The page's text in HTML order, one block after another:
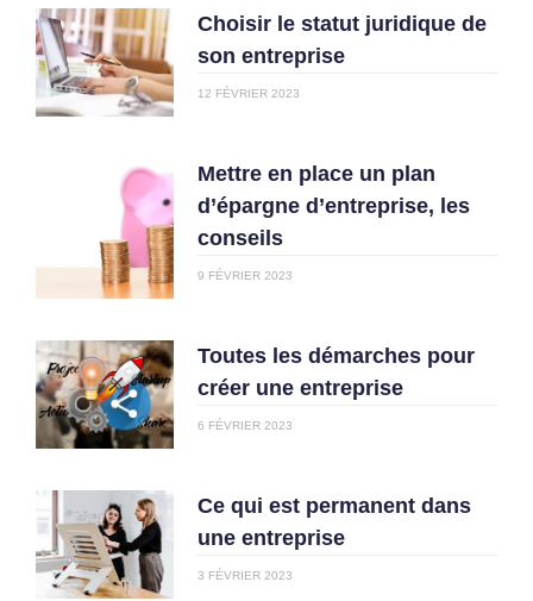
Choisir le statut juridique de
son entreprise
12 FÉVRIER 2023
Mettre en place un plan
d’épargne d’entreprise, les
conseils
9 FÉVRIER 2023
Toutes les démarches pour
créer une entreprise
6 FÉVRIER 2023
Ce qui est permanent dans
une entreprise
3 FÉVRIER 2023